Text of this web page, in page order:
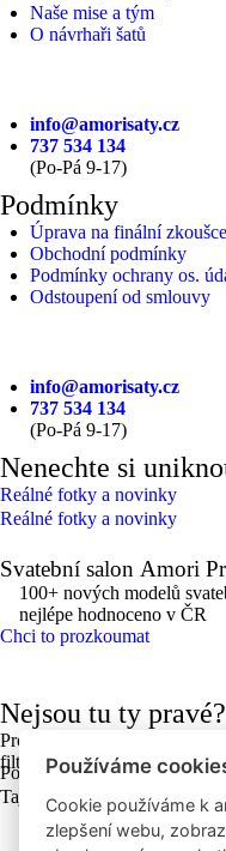
Naše mise a tým
O návrhaři šatů
info@amorisaty.cz
737 534 134
(Po-Pá 9-17)
Podmínky
Úprava na finální zkoušce
Obchodní podmínky
Podmínky ochrany os.
Odstoupení od smlouvy
info@amorisaty.cz
737 534 134
(Po-Pá 9-17)
Nenechte si
Reálné fotky a novinky
Reálné fotky a novinky
Svatební salon Amori
100+ nových modelů
nejlépe hodnoceno v ČR
Chci to prozkoumat
Nejsou tu ty pravé?
Prohlédněte si všechny model
filtrování.
Podmínky úpravy před
Tajná kolekce
S láskou ❤️
Používáme
Cookie používáme k
zlepšení webu,